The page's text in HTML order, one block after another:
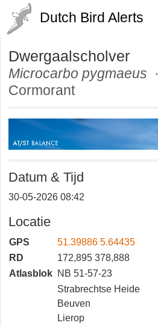
Dutch Bird Alerts
Dwergaalscholver
Microcarbo pygmaeus
Cormorant
Datum & Tijd
30-05-2026 08:42
Locatie
GPS
51.39886 5.64435
RD
172,895 378,888
Atlasblok NB 51-57-23
Strabrechtse Heide
Beuven
Lierop